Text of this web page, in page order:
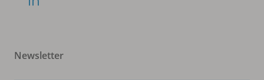
Newsletter